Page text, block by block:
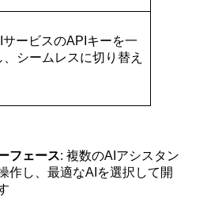
サービスのAPIキーを一
、シームレスに切り替え
フェース: 複数のAIアシスタン
作し、最適なAIを選択して開